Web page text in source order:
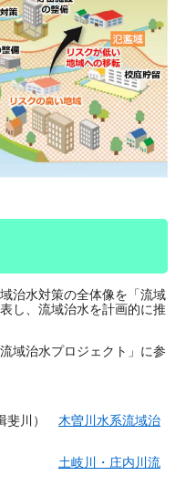
治水対策の全体像を「流域
し、流域治水を計画的に推
域治水プロジェクト」に参
斐川） 木曽川水系流域治
系 土岐川・庄内川流